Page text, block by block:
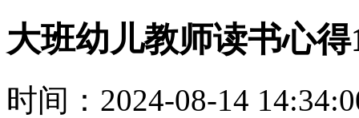
大班幼儿教师读书心得
时间： 2024-08-14